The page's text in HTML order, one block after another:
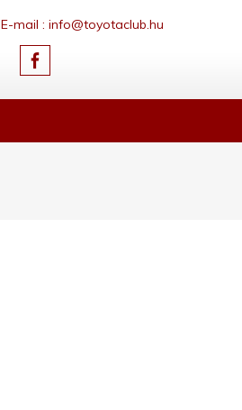
E-mail : info@toyotaclub.hu